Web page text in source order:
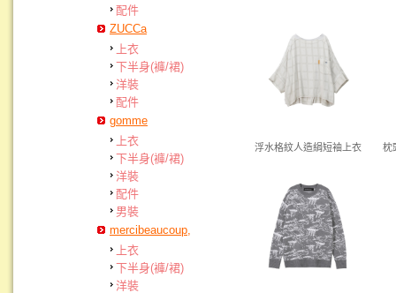
配件
ZUCCa
上衣
下半身(褲/裙)
洋裝
配件
gomme
上衣
下半身(褲/裙)
洋裝
配件
男裝
mercibeaucoup,
上衣
下半身(褲/裙)
洋裝
浮水格紋人造絹短袖上衣 枕